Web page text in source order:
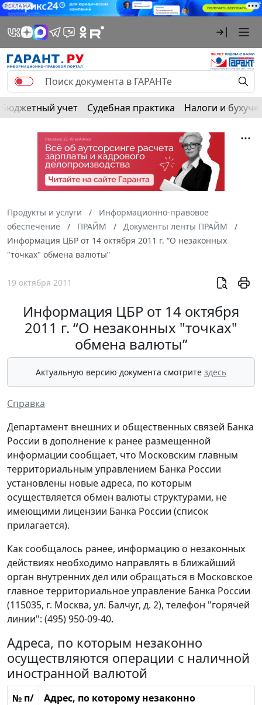
РЕКЛАМА
Бюджетный учет Судебная практика Налоги и
Продукты и услуги
Информационно-правовое
обеспечение
ПРАЙМ
Документы ленты ПРАЙМ
Информация ЦБР от 14 октября 2011 г. “О незаконных
"точках" обмена валюты”
19 октября 2011
Информация ЦБР от 14 октября
2011 г. “О незаконных "точках"
обмена валюты”
Актуальную версию документа смотрите здесь
Справка
Департамент внешних и общественных связей Банка
России в дополнение к ранее размещенной
информации сообщает, что Московским главным
территориальным управлением Банка России
установлены новые адреса, по которым
осуществляется обмен валюты структурами, не
имеющими лицензии Банка России (список
прилагается).
Как сообщалось ранее, информацию о незаконных
действиях необходимо направлять в ближайший
орган внутренних дел или обращаться в Московское
главное территориальное управление Банка России
(115035, г. Москва, ул. Балчуг, д. 2), телефон "горячей
линии": (495) 950-09-40.
Адреса, по которым незаконно
осуществляются операции с наличной
иностранной валютой
№ п/
Адрес, по которому незаконно